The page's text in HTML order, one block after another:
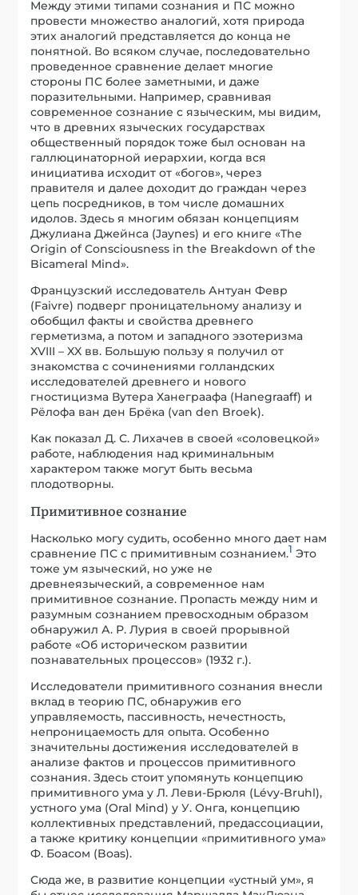
цепь посредников, в том числе домашних
идолов. Здесь я многим обязан концепциям
Джулиана Джейнса (Jaynes) и его книге «The
Origin of Consciousness in the Breakdown of the
Bicameral Mind».
Французский исследователь Антуан Февр
(Faivre) подверг проницательному анализу и
обобщил факты и свойства древнего
герметизма, а потом и западного эзотеризма
XVIII – XX вв. Большую пользу я получил от
знакомства с сочинениями голландских
исследователей древнего и нового
гностицизма Вутера Ханеграафа (Hanegraaff) и
Рёлофа ван ден Брёка (van den Broek).
Как показал Д. С. Лихачев в своей «соловецкой»
работе, наблюдения над криминальным
плодотворны.
Примитивное сознание
Насколько могу судить, особенно много дает нам
сравнение ПС с примитивным сознанием.
тоже ум языческий, но уже не
древнеязыческий, а современное нам
примитивное сознание. Пропасть между ним и
разумным сознанием превосходным образом
обнаружил А. Р. Лурия в своей прорывной
работе «Об историческом развитии
познавательных процессов» (1932 г.).
Исследователи примитивного сознания внесли
вклад в теорию ПС, обнаружив его
управляемость, пассивность, нечестность,
непроницаемость для опыта. Особенно
значительны достижения исследователей в
анализе фактов и процессов примитивного
сознания. Здесь стоит упомянуть концепцию
примитивного ума у Л. Леви-Брюля (Lévy-Bruhl),
устного ума (Oral Mind) у У. Онга, концепцию
коллективных представлений, предассоциации,
а также критику концепции «примитивного ума»
Ф. Боасом (Boas).
Сюда же, в развитие концепции «устный ум», я
бы отнес исследования Маршалла МакЛюэна,
канадского исследователя массовой
коммуникации, который рассматривал
современное сознание и коммуникацию XX
века, как вариант примитивного сознания.
Психиатрия
Душевные болезни являются примером
непредосудительной патологичности сознания.
Утратив контакт с первой реальностью в
психическом смысле, душевнобольные все
равно пребывают пред Лицем Божиим и там
невидимо судимы.